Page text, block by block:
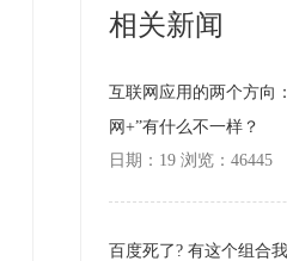
相关新闻
互联网应用的两个方向
网+”有什么不一样？
日期：19 浏览：46445
百度死了? 有这个组合